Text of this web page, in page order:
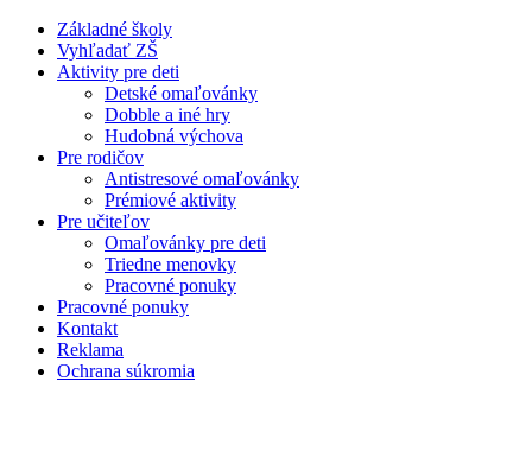
Základné školy
Vyhľadať ZŠ
Aktivity pre deti
Detské omaľovánky
Dobble a iné hry
Hudobná výchova
Pre rodičov
Antistresové omaľovánky
Prémiové aktivity
Pre učiteľov
Omaľovánky pre deti
Triedne menovky
Pracovné ponuky
Pracovné ponuky
Kontakt
Reklama
Ochrana súkromia